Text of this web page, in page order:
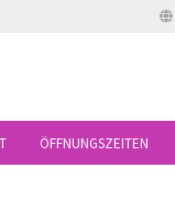
ÖFFNUNGSZEITEN